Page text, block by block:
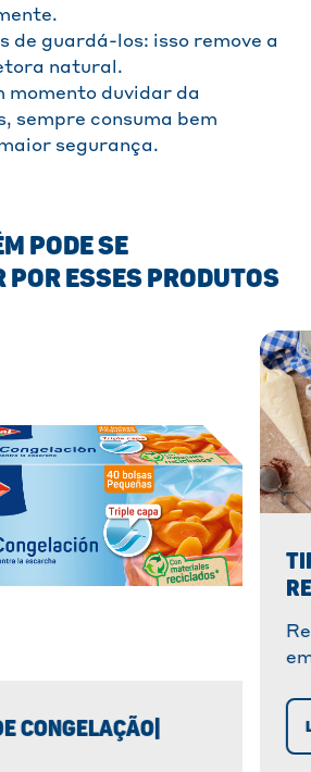
de guardá-los: isso remove a
natural.
momento duvidar da
sempre consuma bem
segurança.
PODE SE
POR ESSES PRODUTOS
CONGELAÇÃO|